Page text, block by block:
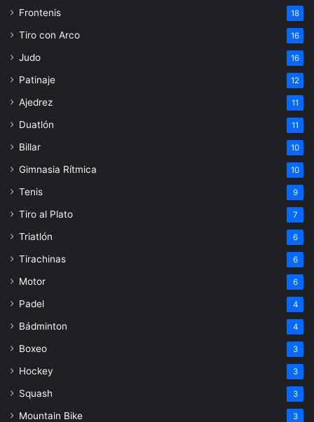
Frontenis 18
Tiro con Arco 16
Judo 16
Patinaje 12
Ajedrez 11
Duatlón 11
Billar 10
Gimnasia Rítmica 10
Tenis 9
Tiro al Plato 7
Triatlón 6
Tirachinas 6
Motor 6
Padel 4
Bádminton 4
Boxeo 3
Hockey 3
Squash 3
Mountain Bike 3